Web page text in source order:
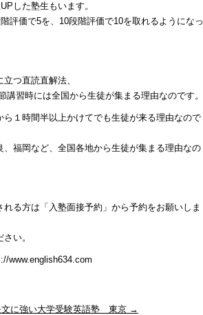
した塾生もいます。
評価で5を、10段階評価で10を取れるようになっ
つ直読直解法、
習時には全国から生徒が集まる理由なのです。
１時間半以上かけてでも生徒が来る理由なので
福岡など、全国各地から生徒が集まる理由なの
る方は「入塾面接予約」から予約をお願いしま
い。
www.english634.com
文に強い大学受験英語塾 東京 →